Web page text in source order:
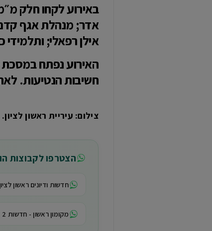
באירוע לקחו חלק
אדר; מנהלת אגף קדם
אילן רפאלי;
האירוע נפתח במסכת
חשיבות הנטיעות.
צילום: עיריית ראשון לציון.
הצטרפו לקבוצות
חדשות ודיונים ראשון לציון
מקומון ראשון - חדשות 2